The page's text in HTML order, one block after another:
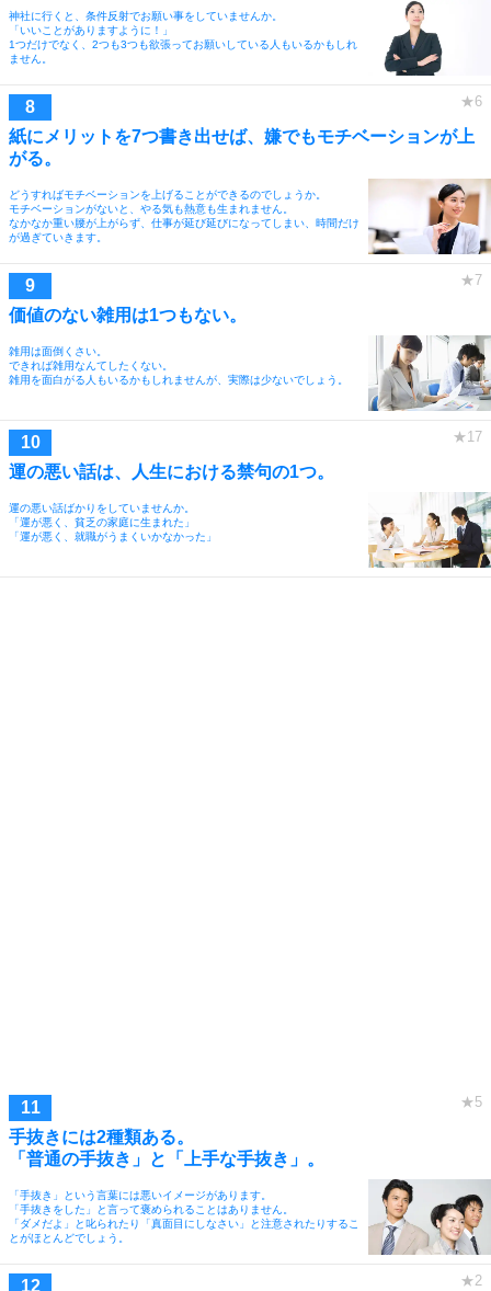
神社に行くと、条件反射でお願い事をしていませんか。
「いいことがありますように！」
1つだけでなく、2つも3つも欲張ってお願いしている人もいるかもしれ
ません。
紙にメリットを7つ書き出せば、嫌でもモチベーションが上
がる。
どうすればモチベーションを上げることができるのでしょうか。
モチベーションがないと、やる気も熱意も生まれません。
なかなか重い腰が上がらず、仕事が延び延びになってしまい、時間だけ
が過ぎていきます。
価値のない雑用は1つもない。
雑用は面倒くさい。
できれば雑用なんてしたくない。
雑用を面白がる人もいるかもしれませんが、実際は少ないでしょう。
運の悪い話は、人生における禁句の1つ。
運の悪い話ばかりをしていませんか。
「運が悪く、貧乏の家庭に生まれた」
「運が悪く、就職がうまくいかなかった」
手抜きには2種類ある。
「普通の手抜き」と「上手な手抜き」。
「手抜き」という言葉には悪いイメージがあります。
「手抜きをした」と言って褒められることはありません。
「ダメだよ」と叱られたり「真面目にしなさい」と注意されたりするこ
とがほとんどでしょう。